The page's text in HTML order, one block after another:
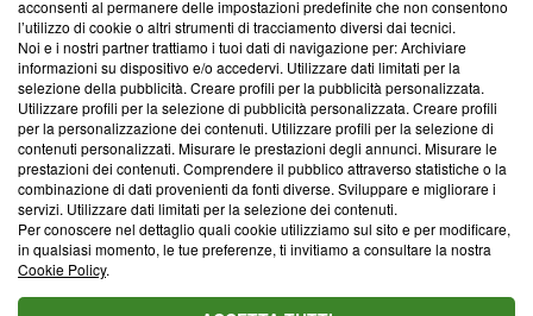
Team editoriale
Corporate
Redazione
Informativa Privacy
Cookie Policy
Blasting SA, IDI CHE-247.845.224, Via Carlo Frasca, 3 - 6900
Lugano (Svizzera) Tel:+39 0690258937
© 2026 Blasting News
acconsenti al permanere delle impostazioni predefinite che non consentono
l’utilizzo di cookie o altri strumenti di tracciamento diversi dai tecnici.
Noi e i nostri partner trattiamo i tuoi dati di navigazione per: Archiviare
informazioni su dispositivo e/o accedervi. Utilizzare dati limitati per la
selezione della pubblicità. Creare profili per la pubblicità personalizzata.
Utilizzare profili per la selezione di pubblicità personalizzata. Creare profili
per la personalizzazione dei contenuti. Utilizzare profili per la selezione di
contenuti personalizzati. Misurare le prestazioni degli annunci. Misurare le
prestazioni dei contenuti. Comprendere il pubblico attraverso statistiche o la
combinazione di dati provenienti da fonti diverse. Sviluppare e migliorare i
servizi. Utilizzare dati limitati per la selezione dei contenuti.
Per conoscere nel dettaglio quali cookie utilizziamo sul sito e per modificare,
in qualsiasi momento, le tue preferenze, ti invitiamo a consultare la nostra
Cookie Policy.